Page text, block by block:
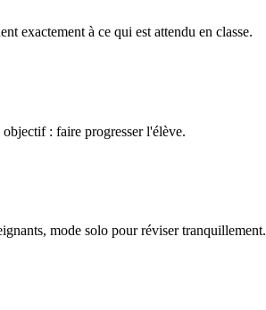
exactement à ce qui est attendu en classe.
: faire progresser l'élève.
mode solo pour réviser tranquillement.